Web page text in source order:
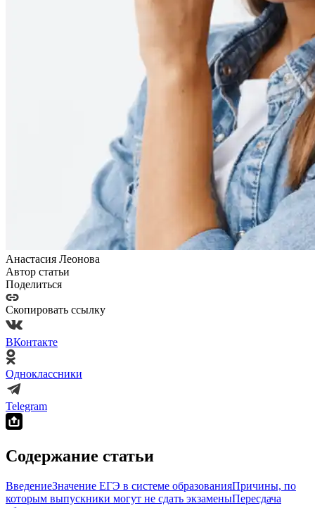
Анастасия Леонова
Автор статьи
Поделиться
Скопировать ссылку
ВКонтакте
Одноклассники
Telegram
Содержание статьи
ВведениеЗначение ЕГЭ в системе образованияПричины, по
которым выпускники могут не сдать экзаменыПересдача